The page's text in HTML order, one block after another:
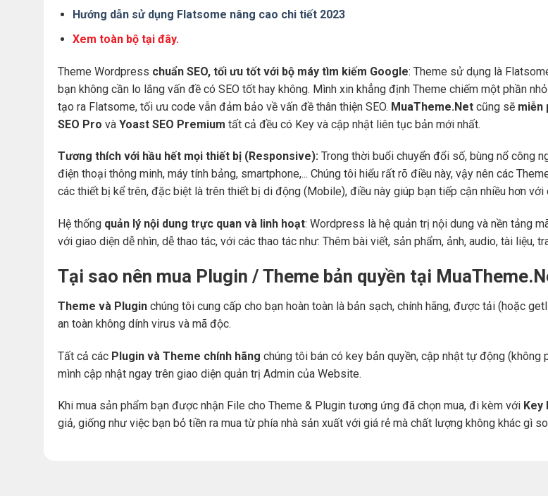
Hướng dẫn sử dụng Flatsome nâng cao chi tiết 2023
Xem toàn bộ tại đây.
Theme Wordpress chuẩn SEO, tối ưu tốt với bộ máy tìm kiếm Google: Theme sử dụng là
bạn không cần lo lắng vấn đề có SEO tốt hay không. Mình xin khẳng định Theme chiếm một phần
tạo ra Flatsome, tối ưu code vẫn đảm bảo về vấn đề thân thiện SEO. MuaTheme.Net cũng sẽ miễn
SEO Pro và Yoast SEO Premium tất cả đều có Key và cập nhật liên tục bản mới nhất.
Tương thích với hầu hết mọi thiết bị (Responsive): Trong thời buổi chuyển đổi số, bùng nổ công
điện thoại thông minh, máy tính bảng, smartphone,... Chúng tôi hiểu rất rõ điều này, vậy nên các
các thiết bị kể trên, đặc biệt là trên thiết bị di động (Mobile), điều này giúp bạn tiếp cận nhiều hơn
Hệ thống quản lý nội dung trực quan và linh hoạt: Wordpress là hệ quản trị nội dung và nền tảng
với giao diện dễ nhìn, dễ thao tác, với các thao tác như: Thêm bài viết, sản phẩm, ảnh, audio, tài liệu,
Tại sao nên mua Plugin / Theme bản quyền tại
Theme và Plugin chúng tôi cung cấp cho bạn hoàn toàn là bản sạch, chính hãng, được tải (hoặc
an toàn không dính virus và mã độc.
Tất cả các Plugin và Theme chính hãng chúng tôi bán có key bản quyền, cập nhật tự động
mình cập nhật ngay trên giao diện quản trị Admin của Website.
Khi mua sản phẩm bạn được nhận File cho Theme & Plugin tương ứng đã chọn mua, đi kèm với Key
giả, giống như việc bạn bỏ tiền ra mua từ phía nhà sản xuất với giá rẻ mà chất lượng không khác gì